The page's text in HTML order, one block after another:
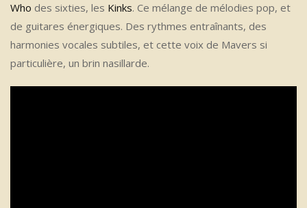
Who des sixties, les Kinks. Ce mélange de mélodies pop, et
de guitares énergiques. Des rythmes entraînants, des
harmonies vocales subtiles, et cette voix de Mavers si
particulière, un brin nasillarde.